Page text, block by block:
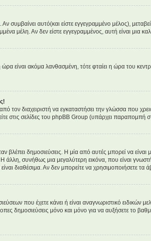
αυτό(και είστε εγγεγραμμένο μέλος),
μέλη. Αν δεν είστε εγγεγραμμένος, αυτή είναι μια
είναι ακόμα λανθασμένη, τότε φταίει η ώρα του
τον διαχειριστή να εγκαταστήσει την γλώσσα που
στις σελίδες του phpBB Group (υπάρχει παραπομπή
δημοσιεύσεις. Η μία από αυτές μπορεί να είναι
συνήθως μια μεγαλύτερη εικόνα, που είναι
διαθέσιμα. Αν δεν μπορείτε να χρησιμοποιήσετε τα
που έχετε κάνει ή είναι αναγνωριστικό ειδικών
δημοσιεύσεις μόνο και μόνο για να αυξήσετε το